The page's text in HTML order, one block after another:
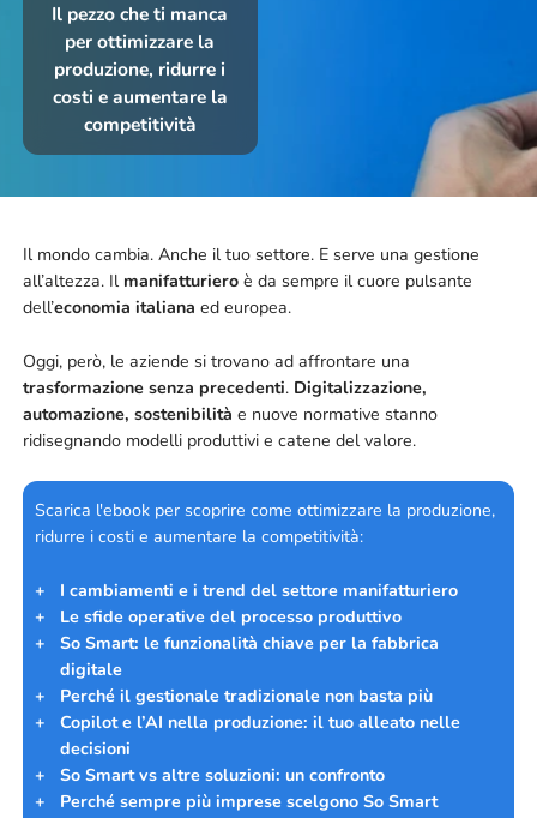
Il pezzo che ti manca
per ottimizzare la
produzione, ridurre i
costi e aumentare la
competitività
Il mondo cambia. Anche il tuo settore. E serve una gestione
all’altezza. Il manifatturieroè da sempre il cuore pulsante
dell’economia italiana ed europea.
Oggi, però, le aziende si trovano ad affrontare una
trasformazione senza precedenti. Digitalizzazione,
automazione, sostenibilità e nuove normative stanno
ridisegnando modelli produttivi e catene del valore.
Scarica l'ebook per scoprire come ottimizzare la produzione,
ridurre i costi e aumentare la competitività:
I cambiamenti e i trend del settore manifatturiero
Le sfide operative del processo produttivo
So Smart: le funzionalità chiave per la fabbrica
digitale
Perché il gestionale tradizionale non basta più
Copilot e l’AI nella produzione: il tuo alleato nelle
decisioni
So Smart vs altre soluzioni: un confronto
Perché sempre più imprese scelgono So Smart